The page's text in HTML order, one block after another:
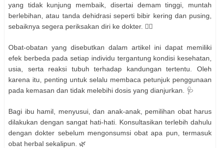
yang tidak kunjung membaik, disertai demam tinggi, muntah
berlebihan, atau tanda dehidrasi seperti bibir kering dan pusing,
sebaiknya segera periksakan diri ke dokter. 👩‍⚕️
Obat-obatan yang disebutkan dalam artikel ini dapat memiliki
efek berbeda pada setiap individu tergantung kondisi kesehatan,
usia, serta reaksi tubuh terhadap kandungan tertentu. Oleh
karena itu, penting untuk selalu membaca petunjuk penggunaan
pada kemasan dan tidak melebihi dosis yang dianjurkan. 🩺
Bagi ibu hamil, menyusui, dan anak-anak, pemilihan obat harus
dilakukan dengan sangat hati-hati. Konsultasikan terlebih dahulu
dengan dokter sebelum mengonsumsi obat apa pun, termasuk
obat herbal sekalipun. 🌿